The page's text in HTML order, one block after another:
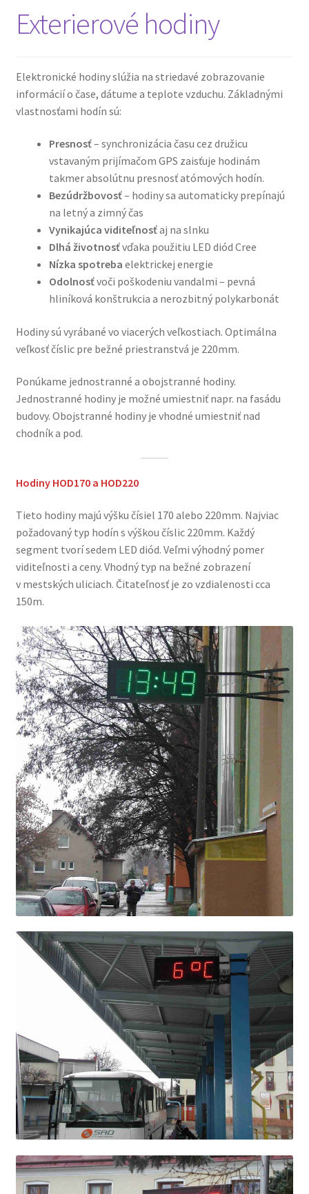
Exterierové hodiny
Elektronické hodiny slúžia na striedavé zobrazovanie
informácií o čase, dátume a teplote vzduchu. Základnými
vlastnosťami hodín sú:
Presnosť– synchronizácia času cez družicu
vstavaným prijímačom GPS zaisťuje hodinám
takmer absolútnu presnosť atómových hodín.
Bezúdržbovosť– hodiny sa automaticky prepínajú
na letný a zimný čas
Vynikajúca viditeľnosťaj na slnku
Dlhá životnosťvďaka použitiu LED diód Cree
Nízka spotreba elektrickej energie
Odolnosťvoči poškodeniu vandalmi – pevná
hliníková konštrukcia a nerozbitný polykarbonát
Hodiny sú vyrábané vo viacerých veľkostiach. Optimálna
veľkosť číslic pre bežné priestranstvá je 220mm.
Ponúkame jednostranné a obojstranné hodiny.
Jednostranné hodiny je možné umiestniť napr. na fasádu
budovy. Obojstranné hodiny je vhodné umiestniť nad
chodník a pod.
Hodiny HOD170 a HOD220
Tieto hodiny majú výšku čísiel 170 alebo 220mm. Najviac
požadovaný typ hodín s výškou číslic 220mm. Každý
segment tvorí sedem LED diód. Veľmi výhodný pomer
viditeľnosti a ceny. Vhodný typ na bežné zobrazení
v mestských uliciach. Čitateľnosť je zo vzdialenosti cca
150m.